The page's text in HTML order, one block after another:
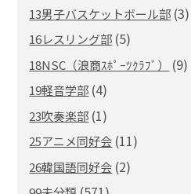
13男子バスケットボール部 (3)
16レスリング部 (5)
18NSC（浪商ｽﾎﾟｰﾂｸﾗﾌﾞ） (9)
19軽音学部 (4)
23吹奏楽部 (1)
25アニメ同好会 (11)
26韓国語同好会 (2)